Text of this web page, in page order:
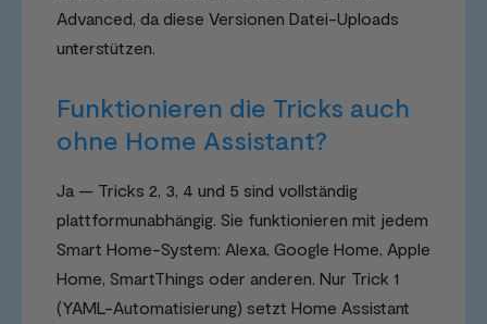
Advanced, da diese Versionen Datei-Uploads
unterstützen.
Funktionieren die Tricks auch
ohne Home Assistant?
Ja — Tricks 2, 3, 4 und 5 sind vollständig
plattformunabhängig. Sie funktionieren mit jedem
Smart Home-System: Alexa, Google Home, Apple
Home, SmartThings oder anderen. Nur Trick 1
(YAML-Automatisierung) setzt Home Assistant